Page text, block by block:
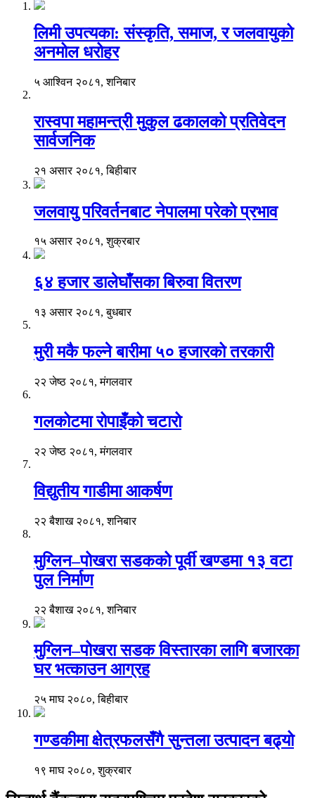
लिमी उपत्यका: संस्कृति, समाज, र जलवायुको
अनमोल धरोहर
५ आश्विन २०८१, शनिबार
रास्वपा महामन्त्री मुकुल ढकालको प्रतिवेदन
सार्वजनिक
२१ असार २०८१, बिहीबार
जलवायु परिवर्तनबाट नेपालमा परेको प्रभाव
१५ असार २०८१, शुक्रबार
६४ हजार डालेघाँसका बिरुवा वितरण
१३ असार २०८१, बुधबार
मुरी मकै फल्ने बारीमा ५० हजारको तरकारी
२२ जेष्ठ २०८१, मंगलवार
गलकोटमा रोपाइँको चटारो
२२ जेष्ठ २०८१, मंगलवार
विद्युतीय गाडीमा आकर्षण
२२ बैशाख २०८१, शनिबार
मुग्लिन–पोखरा सडकको पूर्वी खण्डमा १३ वटा
पुल निर्माण
२२ बैशाख २०८१, शनिबार
मुग्लिन–पोखरा सडक विस्तारका लागि बजारका
घर भत्काउन आग्रह
२५ माघ २०८०, बिहीबार
गण्डकीमा क्षेत्रफलसँगै सुन्तला उत्पादन बढ्यो
१९ माघ २०८०, शुक्रबार